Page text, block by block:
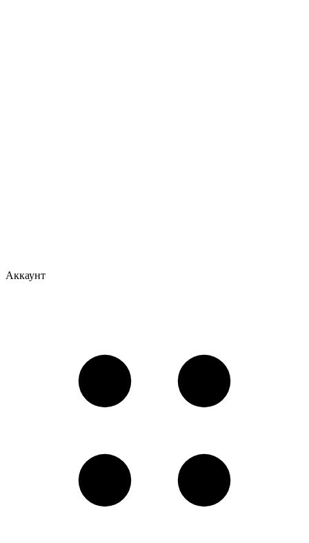
Аккаунт